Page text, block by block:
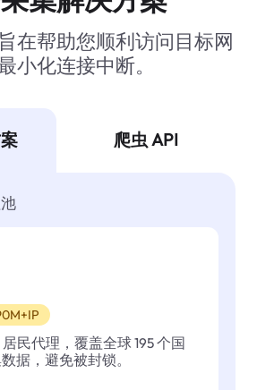
在帮助您顺利访问目标网
小化连接中断。
爬虫 API
居民代理，覆盖全球 195 个国
据，避免被封锁。